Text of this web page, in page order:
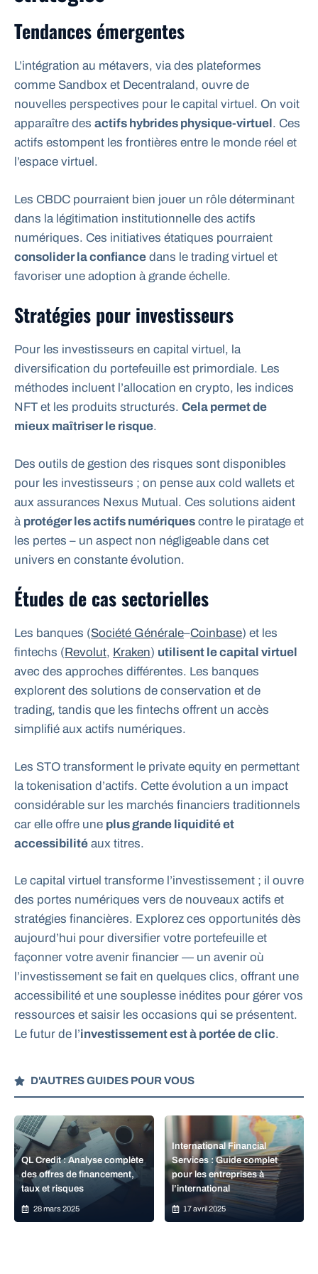
Tendances émergentes
L’intégration au métavers, via des plateformes
comme Sandbox et Decentraland, ouvre de
nouvelles perspectives pour le capital virtuel. On voit
apparaître des actifs hybrides physique-virtuel. Ces
actifs estompent les frontières entre le monde réel et
l’espace virtuel.
Les CBDC pourraient bien jouer un rôle déterminant
dans la légitimation institutionnelle des actifs
numériques. Ces initiatives étatiques pourraient
consolider la confiance dans le trading virtuel et
favoriser une adoption à grande échelle.
Stratégies pour investisseurs
Pour les investisseurs en capital virtuel, la
diversification du portefeuille est primordiale. Les
méthodes incluent l’allocation en crypto, les indices
NFT et les produits structurés. Cela permet de
mieux maîtriser le risque.
Des outils de gestion des risques sont disponibles
pour les investisseurs ; on pense aux cold wallets et
aux assurances Nexus Mutual. Ces solutions aident
à protéger les actifs numériques contre le piratage et
les pertes – un aspect non négligeable dans cet
univers en constante évolution.
Études de cas sectorielles
Les banques (Société Générale–Coinbase) et les
fintechs (Revolut, Kraken) utilisent le capital virtuel
avec des approches différentes. Les banques
explorent des solutions de conservation et de
trading, tandis que les fintechs offrent un accès
simplifié aux actifs numériques.
Les STO transforment le private equity en permettant
la tokenisation d’actifs. Cette évolution a un impact
considérable sur les marchés financiers traditionnels
car elle offre une plus grande liquidité et
accessibilité aux titres.
Le capital virtuel transforme l’investissement ; il ouvre
des portes numériques vers de nouveaux actifs et
stratégies financières. Explorez ces opportunités dès
aujourd’hui pour diversifier votre portefeuille et
façonner votre avenir financier — un avenir où
l’investissement se fait en quelques clics, offrant une
accessibilité et une souplesse inédites pour gérer vos
ressources et saisir les occasions qui se présentent.
Le futur de l’investissement est à portée de clic.
D'AUTRES GUIDES POUR VOUS
QL Credit : Analyse complète
des offres de financement,
taux et risques
28 mars 2025
International Financial
Services : Guide complet
pour les entreprises à
l’international
17 avril 2025